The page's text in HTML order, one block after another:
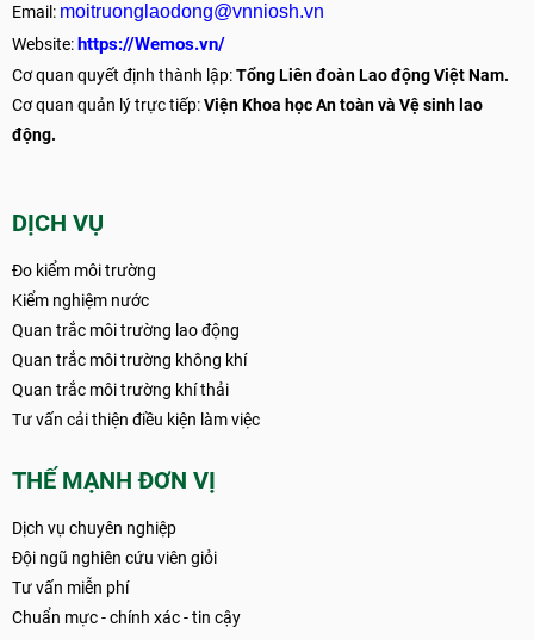
Email: moitruonglaodong@vnniosh.vn
Website:https://Wemos.vn/
Cơ quan quyết định thành lập:Tổng Liên đoàn Lao động Việt Nam.
Cơ quan quản lý trực tiếp:Viện Khoa học An toàn và Vệ sinh lao
động.
DỊCH VỤ
Đo kiểm môi trường
Kiểm nghiệm nước
Quan trắc môi trường lao động
Quan trắc môi trường không khí
Quan trắc môi trường khí thải
Tư vấn cải thiện điều kiện làm việc
THẾ MẠNH ĐƠN VỊ
Dịch vụ chuyên nghiệp
Đội ngũ nghiên cứu viên giỏi
Tư vấn miễn phí
Chuẩn mực - chính xác - tin cậy